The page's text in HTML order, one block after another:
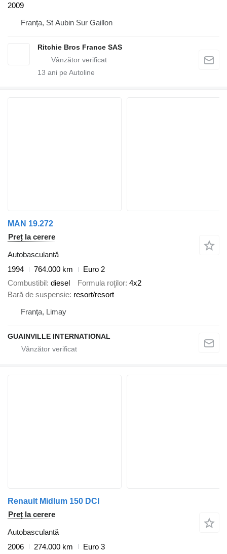
2009
Franţa, St Aubin Sur Gaillon
Ritchie Bros France SAS
13 ani pe Autoline
MAN 19.272
Preț la cerere
Autobasculantă
1994
764.000 km
Euro 2
Combustibil diesel Formula roţilor 4x2
Bară de suspensie resort/resort
Franţa, Limay
GUAINVILLE INTERNATIONAL
Renault Midlum 150 DCI
Preț la cerere
Autobasculantă
2006
274.000 km Euro 3